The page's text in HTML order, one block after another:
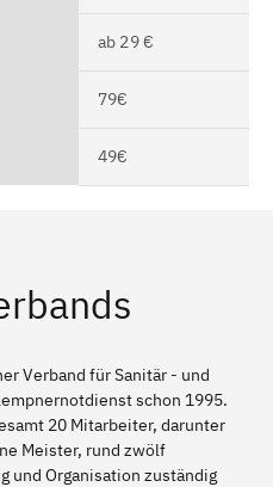
ab 29 €
79€
49€
Verband für Sanitär - und
schon 1995.
20 Mitarbeiter, darunter
Meister, rund zwölf
und Organisation zuständig